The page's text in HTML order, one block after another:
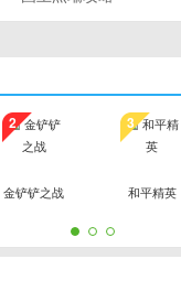
金铲铲之战
2
和平精英
3